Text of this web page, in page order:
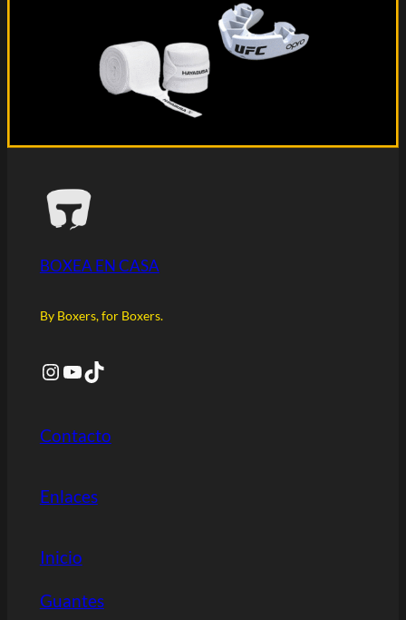
BOXEA EN CASA
By Boxers, for Boxers.
Instagram YouTube TikTok
Contacto
Enlaces
Inicio
Guantes